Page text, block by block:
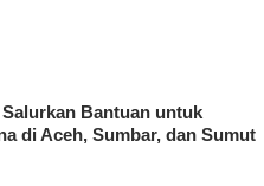
Bantuan untuk
di Aceh, Sumbar, dan Sumut